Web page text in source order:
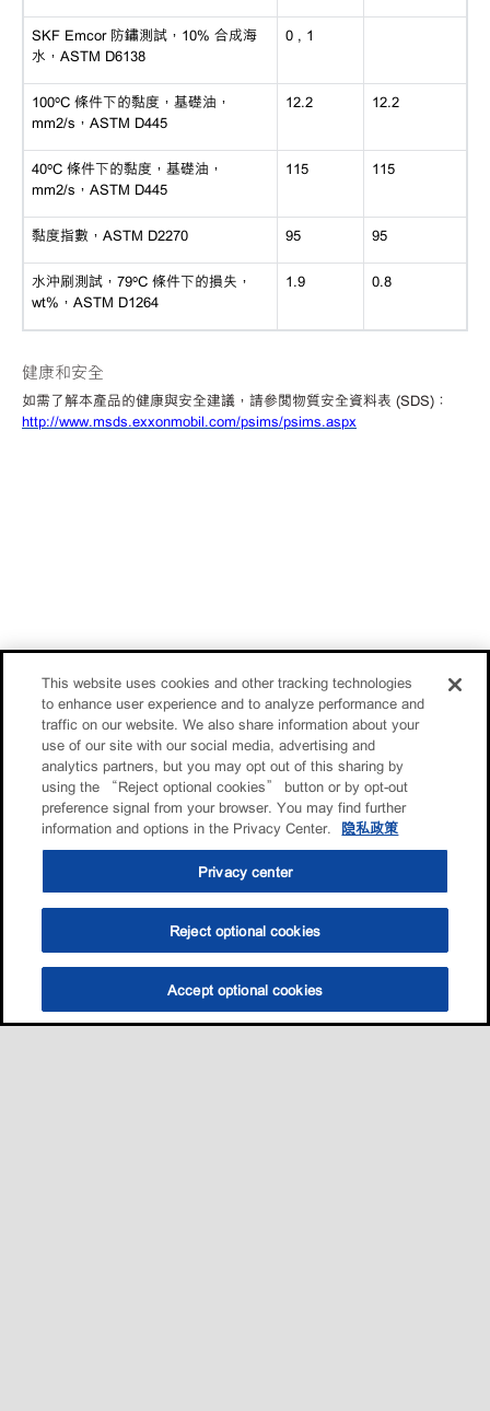
SKF Emcor 防鏽測試，10% 合成海
水，ASTM D6138
0 , 1
100ºC 條件下的黏度，基礎油，
mm2/s，ASTM D445
12.2 12.2
40ºC 條件下的黏度，基礎油，
mm2/s，ASTM D445
115 115
黏度指數， ASTM D2270 95 95
水沖刷測試， 79ºC 條件下的損失，
wt%，ASTM D1264
1.9 0.8
健康和安全
如需了解本產品的健康與安全建議，請參閱物質安全資料表 (SDS)：
http://www.msds.exxonmobil.com/psims/psims.aspx
This website uses cookies and other tracking technologies
to enhance user experience and to analyze performance and
traffic on our website. We also share information about your
use of our site with our social media, advertising and
analytics partners, but you may opt out of this sharing by
using the “Reject optional cookies” button or by opt-out
preference signal from your browser. You may find further
information and options in the Privacy Center.
隐私政策
Privacy center
Reject optional cookies
Accept optional cookies